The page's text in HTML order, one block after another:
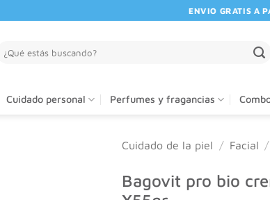
ENVIO GRATIS A
por:
Cuidado personal Perfumes y fragancias
Cuidado de la piel / Facial /
Bagovit pro bio